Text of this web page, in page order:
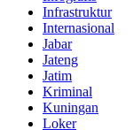
Infrastruktur
Internasional
Jabar
Jateng
Jatim
Kriminal
Kuningan
Loker